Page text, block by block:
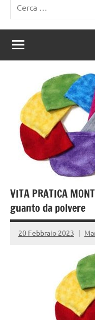
per:
VITA PRATICA
guanto da polvere
20 Febbraio 2023